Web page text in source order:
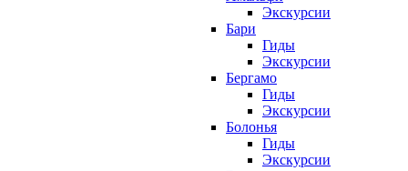
Экскурсии
Бари
Гиды
Экскурсии
Бергамо
Гиды
Экскурсии
Болонья
Гиды
Экскурсии